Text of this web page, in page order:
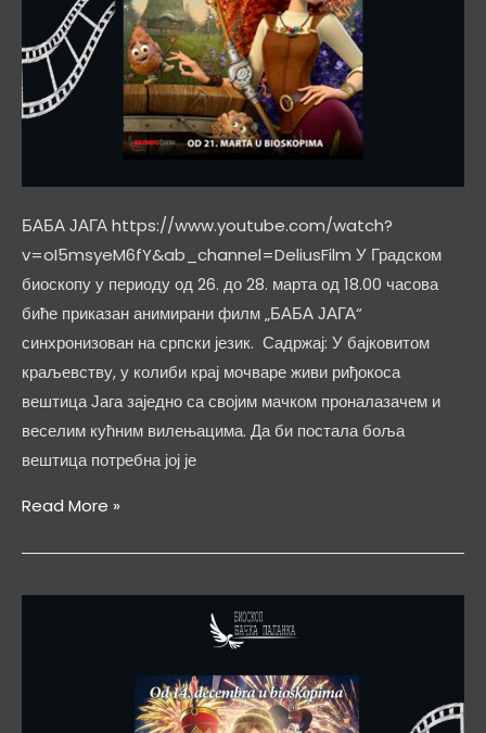
БАБА ЈАГА https://www.youtube.com/watch?
v=oI5msyeM6fY&ab_channel=DeliusFilm У Градском
биоскопу у периоду од 26. до 28. марта од 18.00 часова
биће приказан анимирани филм „БАБА ЈАГА“
синхронизован на српски језик. Садржај: У бајковитом
краљевству, у колиби крај мочваре живи риђокоса
вештица Јага заједно са својим мачком проналазачем и
веселим кућним вилењацима. Да би постала боља
вештица потребна јој је
БАБА
Read More »